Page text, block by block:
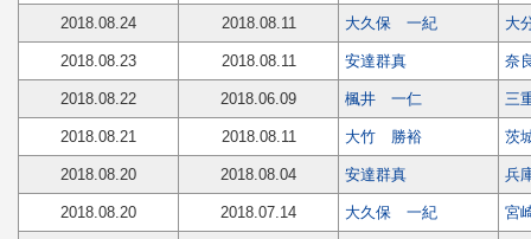
2018.08.24 2018.08.11 大久保 一紀 大
2018.08.23 2018.08.11 安達群真 奈
2018.08.22 2018.06.09 楓井 一仁 三
2018.08.21 2018.08.11 大竹 勝裕 茨
2018.08.20 2018.08.04 安達群真 兵
2018.08.20 2018.07.14 大久保 一紀 宮